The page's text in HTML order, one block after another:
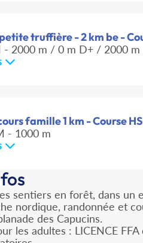
truffière - 2 km be -
- 2000 m / 0 m D+ / 2000
famille 1 km - Course
- 1000 m
sentiers en forêt, dans
nordique, randonnée et
des Capucins.
les adultes : LICENCE